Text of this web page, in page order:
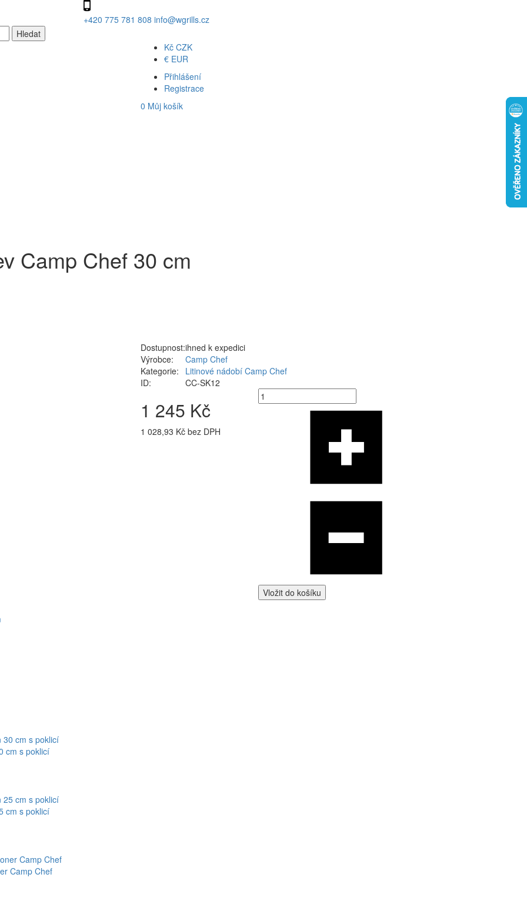
+420 775 781 808 info@wgrills.cz
Kč CZK
€ EUR
Přihlášení
Registrace
0 Můj košík
Camp Chef 30 cm
Dostupnost:ihned k expedici
Výrobce:
Camp Chef
Kategorie:
Litinové nádobí Camp Chef
ID:
CC-SK12
1 245 Kč
1 028,93 Kč bez DPH
Vložit do košíku
cm s poklicí
cm s poklicí
Camp Chef